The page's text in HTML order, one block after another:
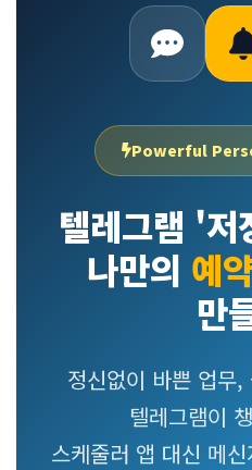
Powerful
텔레그램 '
나만의 예
만
정신없이 바쁜 업무
텔레그램이
스케줄러 앱 대신 메